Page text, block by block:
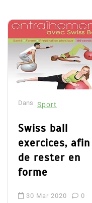
Dans Sport
Swiss ball
exercices, afin
de rester en
forme
30 Mar 2020
0